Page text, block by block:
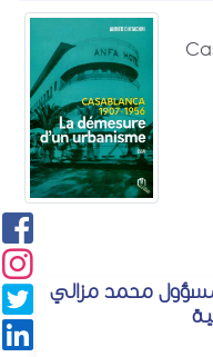
محمد مزالي